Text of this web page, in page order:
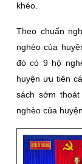
khéo.
Theo chuẩn
nghèo của
đó có 9 hộ
huyện ưu tiên
sách sớm
nghèo của